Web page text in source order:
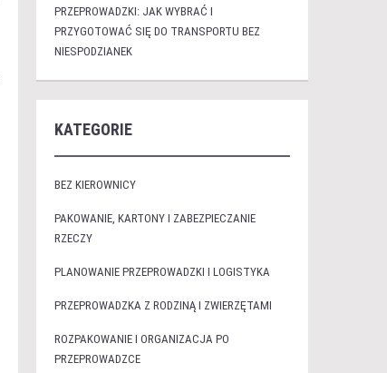
PRZEPROWADZKI: JAK WYBRAĆ I
PRZYGOTOWAĆ SIĘ DO TRANSPORTU BEZ
NIESPODZIANEK
KATEGORIE
BEZ KIEROWNICY
PAKOWANIE, KARTONY I ZABEZPIECZANIE
RZECZY
PLANOWANIE PRZEPROWADZKI I LOGISTYKA
PRZEPROWADZKA Z RODZINĄ I ZWIERZĘTAMI
ROZPAKOWANIE I ORGANIZACJA PO
PRZEPROWADZCE